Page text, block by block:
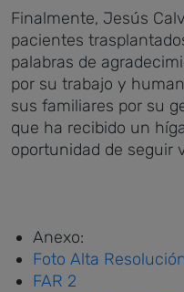
Finalmente, Jesús
pacientes
palabras de
por su trabajo y
sus familiares por su
que ha recibido un
oportunidad de seguir
Anexo:
Foto Alta
FAR 2